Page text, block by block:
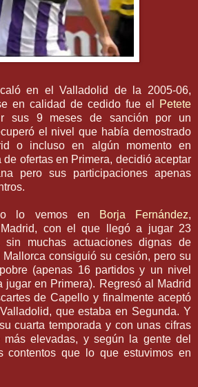
en elValladolid
de la 2005-06,
en calidad de cedido fue el
Petete
sus 9 meses de sanción por un
el nivel que había demostrado
o incluso en algún momento en
de ofertas en Primera, decidió aceptar
pero sus participaciones apenas
lo vemos en Borja Fernández,
con el que llegó a jugar 23
sin muchas actuaciones dignas de
Mallorca consiguió su cesión, pero su
(apenas 16 partidos y un nivel
jugar en Primera). Regresó al Madrid
deCapello y finalmente aceptó
Valladolid, que estaba en Segunda. Y
cuarta temporada y con unas cifras
más elevadas, y según la gente del
contentos que lo que estuvimos en